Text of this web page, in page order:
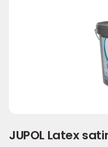
JUPOL Latex